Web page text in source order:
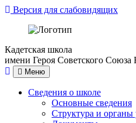
Версия для слабовидящих
Кадетская школа
имени Героя Советского
Меню
Сведения о школе
Основные сведения
Структура и органы